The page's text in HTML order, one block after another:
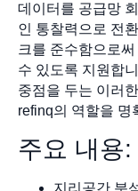
데이터를 공급망
인 통찰력으로 전
크를 준수함으로
수 있도록 지원합
중점을 두는 이러
refinq의 역할을 명
주요 내용:
지리공간 분